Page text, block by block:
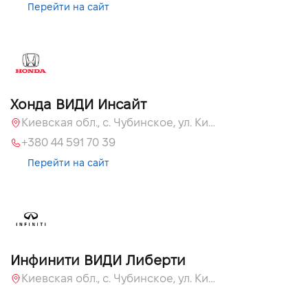
Перейти на сайт
Хонда ВИДИ Инсайт
Киевская обл., c. Чубинское, ул. Киевская, 55
+380 44 591 70 39
Перейти на сайт
Инфинити ВИДИ Либерти
Киевская обл., c. Чубинское, ул. Киевская, 51